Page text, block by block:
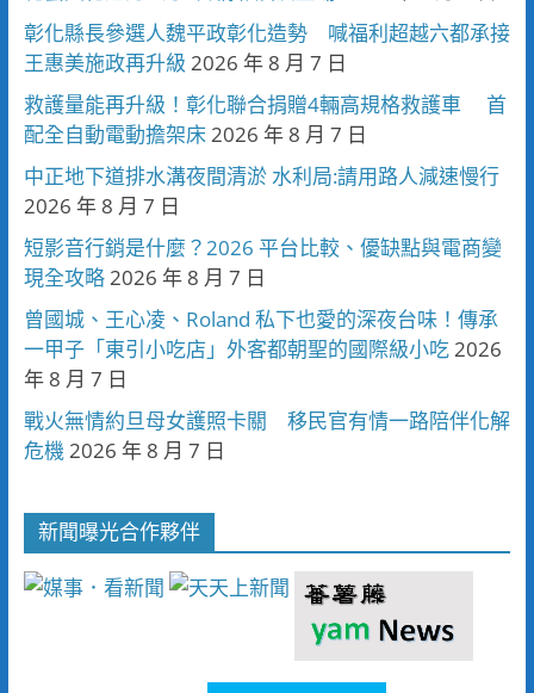
彰化縣長參選人魏平政彰化造勢 喊福利超越六都承接
王惠美施政再升級 2026 年 8 月 7 日
救護量能再升級！彰化聯合捐贈4輛高規格救護車 首
配全自動電動擔架床2026 年 8 月 7 日
中正地下道排水溝夜間清淤 水利局:請用路人減速慢行
2026 年 8 月 7 日
短影音行銷是什麼？2026 平台比較、優缺點與電商變
現全攻略2026 年 8 月 7 日
曾國城、王心凌、Roland 私下也愛的深夜台味！傳承
一甲子「東引小吃店」外客都朝聖的國際級小吃2026
年 8 月 7 日
戰火無情約旦母女護照卡關 移民官有情一路陪伴化解
危機2026 年 8 月 7 日
新聞曝光合作夥伴